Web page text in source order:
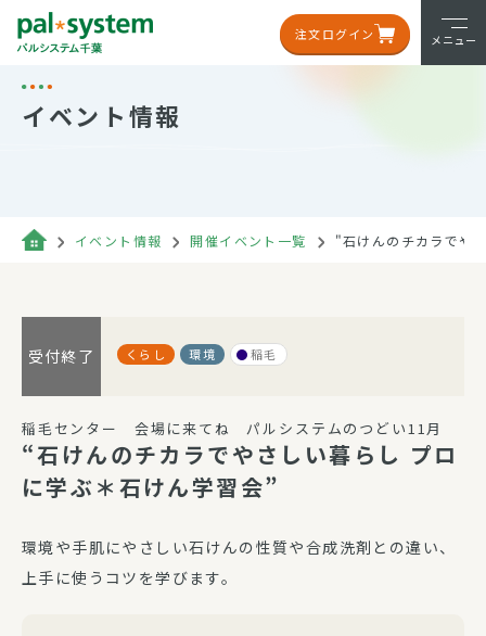
注文ログイン メニュー
イベント情報
イベント情報 開催イベント一覧 "石けんのチカラでや
受付終了 くらし 環境 稲毛
稲毛センター 会場に来てね パルシステムのつどい11月
“石けんのチカラでやさしい暮らし プロ
に学ぶ＊石けん学習会”
環境や手肌にやさしい石けんの性質や合成洗剤との違い、
上手に使うコツを学びます。